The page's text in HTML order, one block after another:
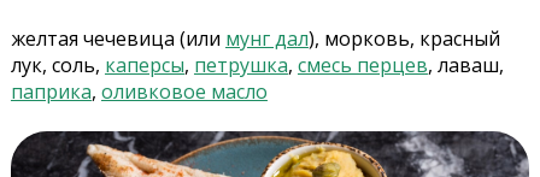
желтая чечевица (или мунг дал), морковь, красный
лук, соль, каперсы, петрушка, смесь перцев, лаваш,
паприка, оливковое масло